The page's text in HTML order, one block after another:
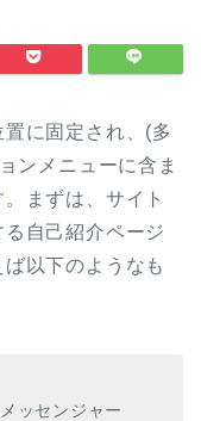
に固定され、(多
ンメニューに含ま
まずは、サイト
自己紹介ページ
以下のようなも
ッセンジャー